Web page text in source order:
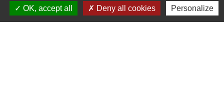
OK, accept all
Deny all cookies Personalize